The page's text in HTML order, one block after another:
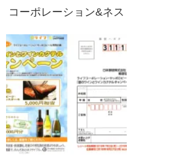
コーポレーション&ネス